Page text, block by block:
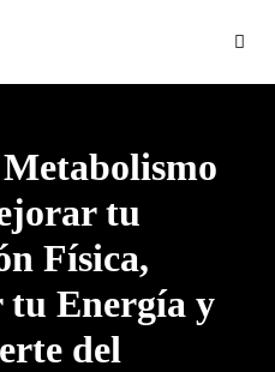
tu
Física,
Energía y
del